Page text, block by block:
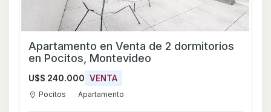
Apartamento en Venta de 2 dormitorios
en Pocitos, Montevideo
U$S 240.000 VENTA
Pocitos Apartamento